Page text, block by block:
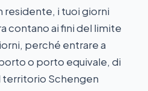
residente, i tuoi giorni
contano ai fini del limite
perché entrare a
o porto equivale, di
territorio Schengen